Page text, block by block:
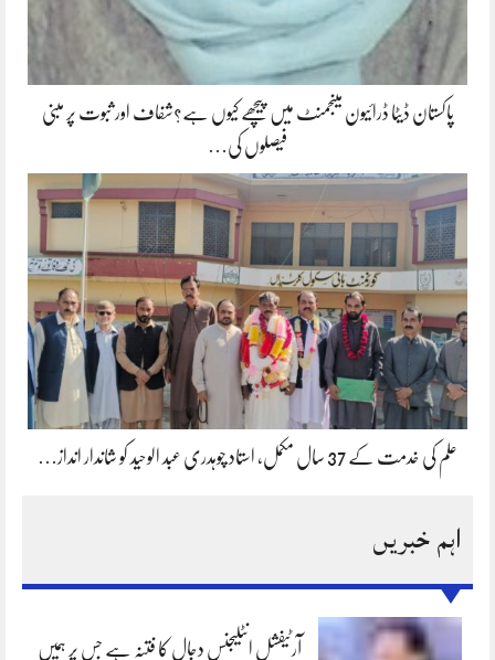
پاکستان ڈیٹا ڈرائیون مینجمنٹ میں پیچھے کیوں ہے؟شفاف اور ثبوت پر مبنی
فیصلوں کی…
علم کی خدمت کے 37 سال مکمل، استاد چوہدری عبد الوحید کو شاندار انداز…
اہم خبریں
آرٹیفشل انٹلیجنس دجال کا فتنہ ہے جس پر ہمیں